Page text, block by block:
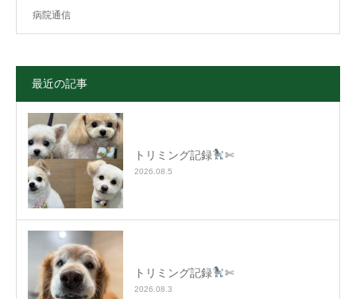
病院通信
最近の記事
トリミング記録 ✄
2026.08.5
トリミング記録 ✄
2026.08.3